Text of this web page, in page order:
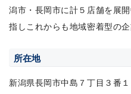
潟市・長岡市に計５店舗を展
指しこれからも地域密着型の
所在地
新潟県長岡市中島７丁目３番